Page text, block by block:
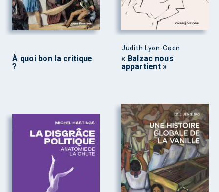
À quoi bon la critique
?
Judith Lyon-Caen
« Balzac nous
appartient »